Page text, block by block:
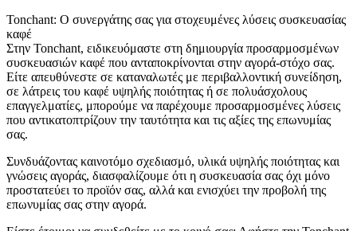
Tonchant: Ο συνεργάτης σας για στοχευμένες λύσεις συσκευασίας
καφέ
Στην Tonchant, ειδικευόμαστε στη δημιουργία προσαρμοσμένων
συσκευασιών καφέ που ανταποκρίνονται στην αγορά-στόχο σας.
Είτε απευθύνεστε σε καταναλωτές με περιβαλλοντική συνείδηση,
σε λάτρεις του καφέ υψηλής ποιότητας ή σε πολυάσχολους
επαγγελματίες, μπορούμε να παρέχουμε προσαρμοσμένες λύσεις
που αντικατοπτρίζουν την ταυτότητα και τις αξίες της επωνυμίας
σας.
Συνδυάζοντας καινοτόμο σχεδιασμό, υλικά υψηλής ποιότητας και
γνώσεις αγοράς, διασφαλίζουμε ότι η συσκευασία σας όχι μόνο
προστατεύει το προϊόν σας, αλλά και ενισχύει την προβολή της
επωνυμίας σας στην αγορά.